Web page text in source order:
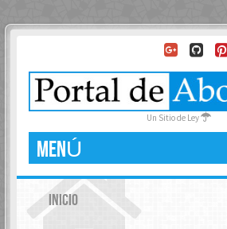
Un Sitio de Ley
MENÚ
INICIO